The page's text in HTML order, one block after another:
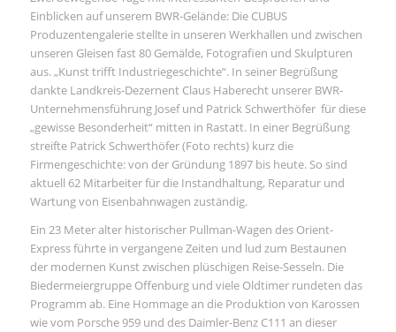
Einblicken auf unserem BWR-Gelände: Die CUBUS
Produzentengalerie stellte in unseren Werkhallen und zwischen
unseren Gleisen fast 80 Gemälde, Fotografien und Skulpturen
aus. „Kunst trifft Industriegeschichte“. In seiner Begrüßung
dankte Landkreis-Dezernent Claus Haberecht unserer BWR-
Unternehmensführung Josef und Patrick Schwerthöfer für diese
„gewisse Besonderheit“ mitten in Rastatt. In einer Begrüßung
streifte Patrick Schwerthöfer (Foto rechts) kurz die
Firmengeschichte: von der Gründung 1897 bis heute. So sind
aktuell 62 Mitarbeiter für die Instandhaltung, Reparatur und
Wartung von Eisenbahnwagen zuständig.
Ein 23 Meter alter historischer Pullman-Wagen des Orient-
Express führte in vergangene Zeiten und lud zum Bestaunen
der modernen Kunst zwischen plüschigen Reise-Sesseln. Die
Biedermeiergruppe Offenburg und viele Oldtimer rundeten das
Programm ab. Eine Hommage an die Produktion von Karossen
wie vom Porsche 959 und des Daimler-Benz C111 an dieser